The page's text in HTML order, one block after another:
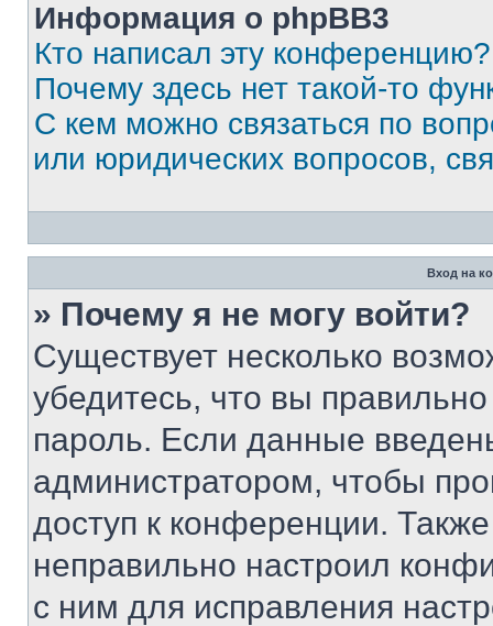
Информация о phpBB3
Кто написал эту конференцию?
Почему здесь нет такой-то
С кем можно связаться по
или юридических вопросов,
Вход на
» Почему я не могу войти?
Существует несколько
убедитесь, что вы
пароль. Если данные
администратором, чтобы
доступ к конференции.
неправильно настроил
с ним для исправления